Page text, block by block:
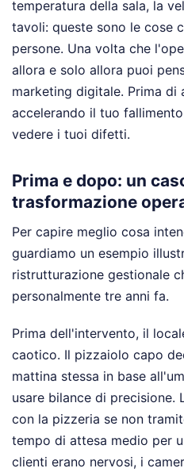
temperatura della sala, la
tavoli: queste sono le cose
persone. Una volta che
allora e solo allora puoi
marketing digitale. Prima di
accelerando il tuo
vedere i tuoi difetti.
Prima e dopo: un
trasformazione
Per capire meglio cosa
guardiamo un esempio
ristrutturazione gestionale
personalmente tre anni fa.
Prima dell'intervento, il
caotico. Il pizzaiolo capo
mattina stessa in base
usare bilance di precisione.
con la pizzeria se non
tempo di attesa medio per
clienti erano nervosi, i